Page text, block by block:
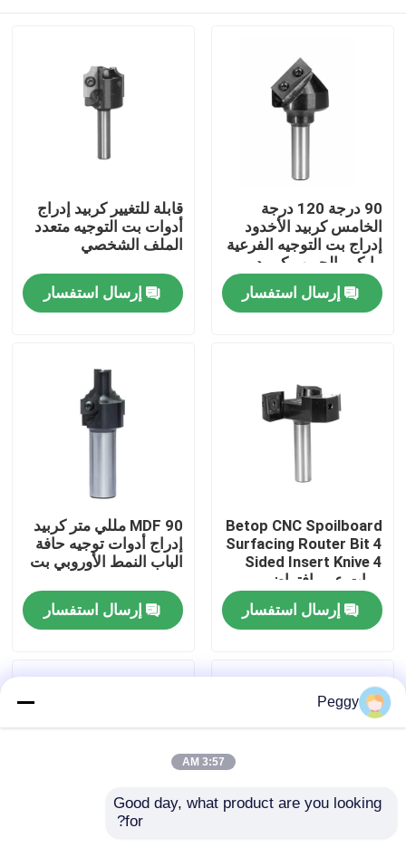
مراقبة الجودة
اتصل بنا
اطلب اقتباس
بت التوجيه المستقيم
90 درجة 120 درجة
الخامس كربيد الأخدود
إدراج بت التوجيه الفرعية
مايكرو الحبوب كربيد
الصف
إرسال استفسار
قابلة للتغيير كربيد إدراج
أدوات بت التوجيه متعدد
الملف الشخصي
إرسال استفسار
Betop CNC Spoilboard
Surfacing Router Bit 4
Sided Insert Knive 4
مرات عمر افتراضي
إرسال استفسار
MDF 90 مللي متر كربيد
إدراج أدوات توجيه حافة
الباب النمط الأوروبي بت
إرسال استفسار
Peggy
3:57 AM
Good day, what product are you looking
for?